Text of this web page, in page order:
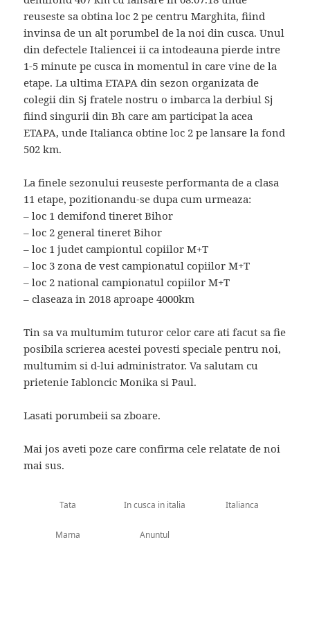
reuseste sa obtina loc 2 pe centru Marghita, fiind
invinsa de un alt porumbel de la noi din cusca. Unul
din defectele Italiencei ii ca intodeauna pierde intre
1-5 minute pe cusca in momentul in care vine de la
etape. La ultima ETAPA din sezon organizata de
colegii din Sj fratele nostru o imbarca la derbiul Sj
fiind singurii din Bh care am participat la acea
ETAPA, unde Italianca obtine loc 2 pe lansare la fond
502 km.
La finele sezonului reuseste performanta de a clasa
11 etape, pozitionandu-se dupa cum urmeaza:
– loc 1 demifond tineret Bihor
– loc 2 general tineret Bihor
– loc 1 judet campiontul copiilor M+T
– loc 3 zona de vest campionatul copiilor M+T
– loc 2 national campionatul copiilor M+T
– claseaza in 2018 aproape 4000km
Tin sa va multumim tuturor celor care ati facut sa fie
posibila scrierea acestei povesti speciale pentru noi,
multumim si d-lui administrator. Va salutam cu
prietenie Iabloncic Monika si Paul.
Lasati porumbeii sa zboare.
Mai jos aveti poze care confirma cele relatate de noi
mai sus.
Tata In cusca in italia Italianca
Mama Anuntul